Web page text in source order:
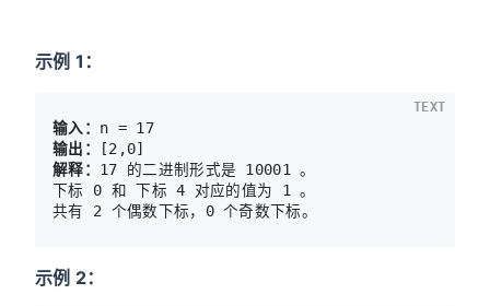
示例 1：
输入：
n = 17
输出：
解释： 17 的二进制形式是 10001 。
下标 0 和 下标 4 对应的值为 1 。
TEXT
示例 2：